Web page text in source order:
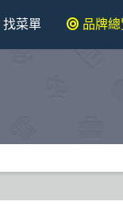
找菜單 品牌